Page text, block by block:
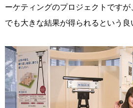
ーケティングのプロジェクトです
でも大きな結果が得られるという良